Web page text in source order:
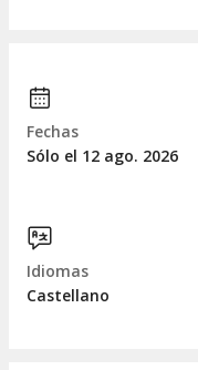
Fechas
Sólo el 12 ago. 2026
Idiomas
Castellano